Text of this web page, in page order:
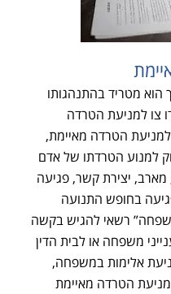
מטריד בהתנהגותו
צו למניעת הטרדה
הטרדה מאיימת,
החוק למנוע הטרדתו של אדם
יצירת קשר, פגיעה
בחופש התנועה
רשאי להגיש בקשה
משפחה או לבית הדין
אלימות במשפחה,
הטרדה מאיימת